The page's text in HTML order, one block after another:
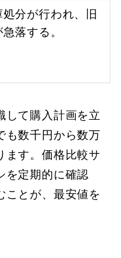
分が行われ、旧
落する。
して購入計画を立
も数千円から数万
ます。価格比較サ
を定期的に確認
ことが、最安値を